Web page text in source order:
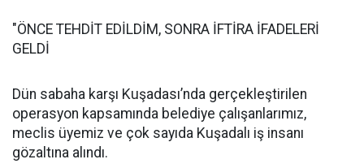
"ÖNCE TEHDİT EDİLDİM, SONRA İFTİRA İFADELERİ
GELDİ
Dün sabaha karşı Kuşadası’nda gerçekleştirilen
operasyon kapsamında belediye çalışanlarımız,
meclis üyemiz ve çok sayıda Kuşadalı iş insanı
gözaltına alındı.